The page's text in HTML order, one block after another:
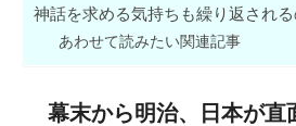
神話を求める気持ちも繰り返され
あわせて読みたい関連記事
幕末から明治、日本が直